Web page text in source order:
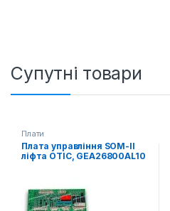
Супутні товари
Плати
Плата управління SOM-II
ліфта ОТІС, GEA26800AL10